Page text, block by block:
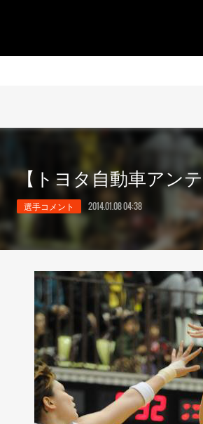
【トヨタ自動車アン
選手コメント 2014.01.08 04:38